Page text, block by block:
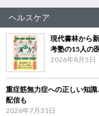
ヘルスケア
現代書林から
考塾の15人の
2026年8月5日
重症筋無力症への正しい知
配信も
2026年7月31日